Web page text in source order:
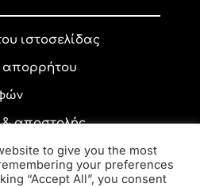
ιστοσελίδας
απορρήτου
αποστολής
to give you the most
your preferences
“Accept All”, you consent